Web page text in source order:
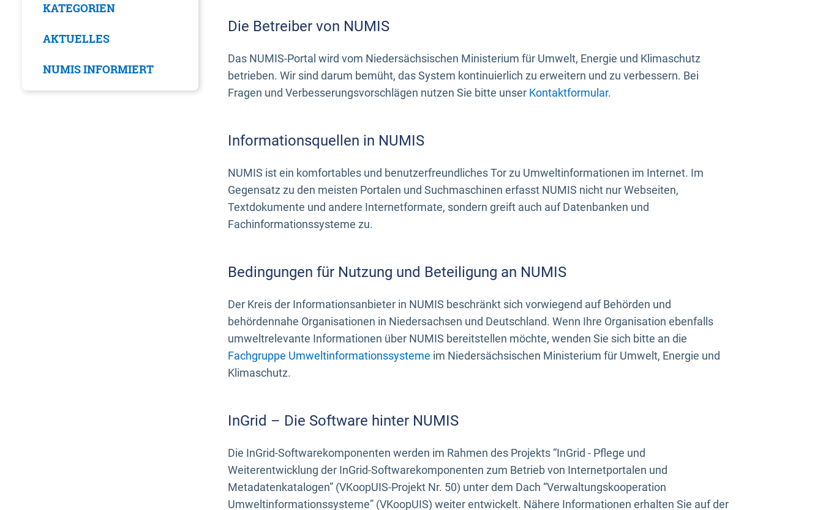
KATEGORIEN
AKTUELLES
NUMIS INFORMIERT
Die Betreiber von NUMIS
Das NUMIS-Portal wird vom Niedersächsischen Ministerium für Umwelt, Energie und Klimaschutz
betrieben. Wir sind darum bemüht, das System kontinuierlich zu erweitern und zu verbessern. Bei
Fragen und Verbesserungsvorschlägen nutzen Sie bitte unser Kontaktformular.
Informationsquellen in NUMIS
NUMIS ist ein komfortables und benutzerfreundliches Tor zu Umweltinformationen im Internet. Im
Gegensatz zu den meisten Portalen und Suchmaschinen erfasst NUMIS nicht nur Webseiten,
Textdokumente und andere Internetformate, sondern greift auch auf Datenbanken und
Fachinformationssysteme zu.
Bedingungen für Nutzung und Beteiligung an NUMIS
Der Kreis der Informationsanbieter in NUMIS beschränkt sich vorwiegend auf Behörden und
behördennahe Organisationen in Niedersachsen und Deutschland. Wenn Ihre Organisation ebenfalls
umweltrelevante Informationen über NUMIS bereitstellen möchte, wenden Sie sich bitte an die
Fachgruppe Umweltinformationssysteme im Niedersächsischen Ministerium für Umwelt, Energie und
Klimaschutz.
InGrid – Die Software hinter NUMIS
Die InGrid-Softwarekomponenten werden im Rahmen des Projekts “InGrid - Pflege und
Weiterentwicklung der InGrid-Softwarekomponenten zum Betrieb von Internetportalen und
Metadatenkatalogen” (VKoopUIS-Projekt Nr. 50) unter dem Dach “Verwaltungskooperation
Umweltinformationssysteme” (VKoopUIS) weiter entwickelt. Nähere Informationen erhalten Sie auf der